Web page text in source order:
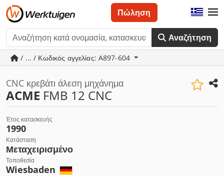
Αναζήτηση
Πώληση
/ ... / Κωδικός αγγελίας: A897-604
CNC κρεβάτι άλεση μηχάνημα
ACME FMB 12 CNC
Έτος κατασκευής
1990
Κατάσταση
Μεταχειρισμένο
Τοποθεσία
Wiesbaden